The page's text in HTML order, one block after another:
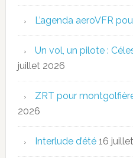
L’agenda aeroVFR
Un vol, un pilote :
juillet 2026
ZRT pour
2026
Interlude d’été 16